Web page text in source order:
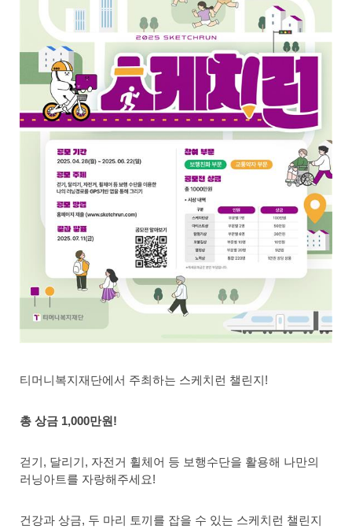
티머니복지재단에서 주최하는 스케치런 챌린지!
총 상금 1,000만원!
걷기, 달리기, 자전거 휠체어 등 보행수단을 활용해 나만의
러닝아트를 자랑해주세요!
건강과 상금, 두 마리 토끼를 잡을 수 있는 스케치런 챌린지